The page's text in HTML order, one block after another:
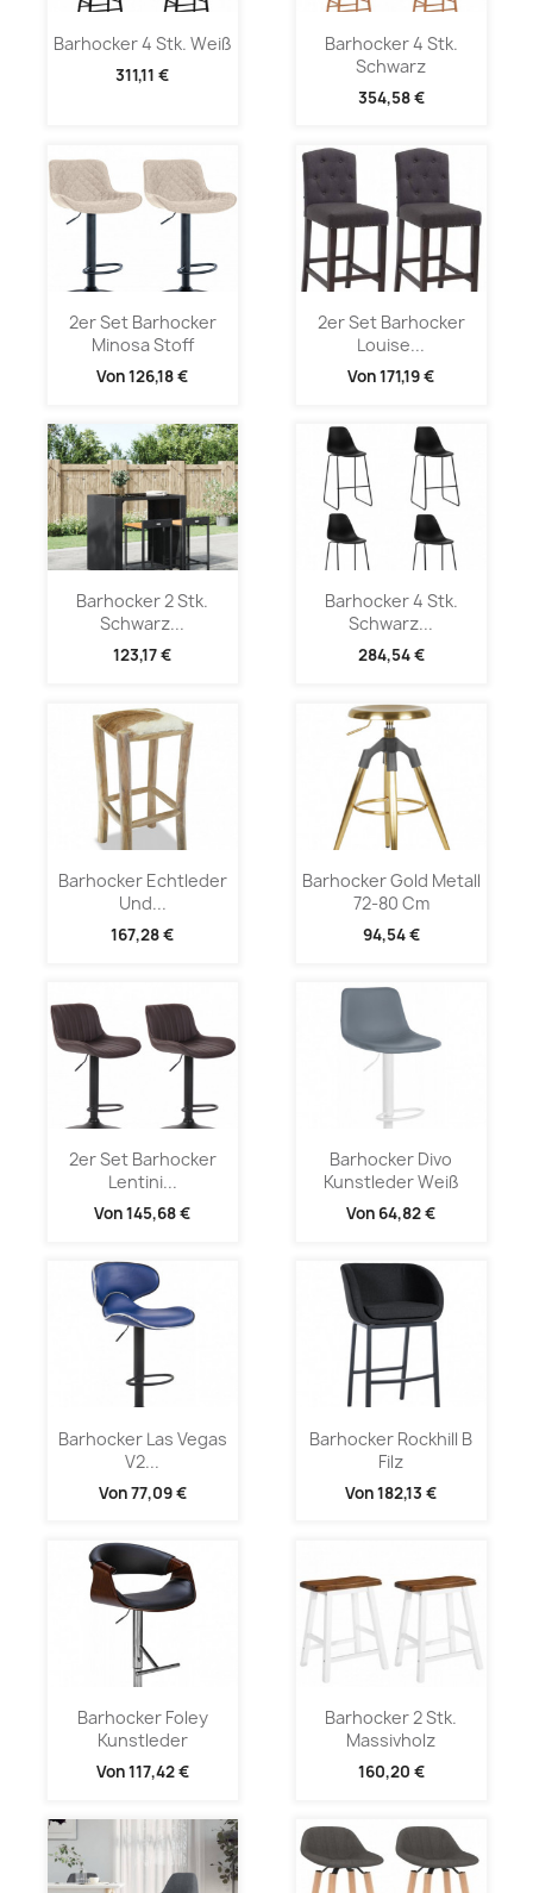
Barhocker 4 Stk. Weiß
311,11 €
Barhocker 4 Stk.
Schwarz
354,58 €
2er Set Barhocker
Minosa Stoff
Von126,18 €
2er Set Barhocker
Louise...
Von171,19 €
Barhocker 2 Stk.
Schwarz...
123,17 €
Barhocker 4 Stk.
Schwarz...
284,54 €
Barhocker Echtleder
Und...
167,28 €
Barhocker Gold Metall
72-80 Cm
94,54 €
2er Set Barhocker
Lentini...
Von145,68 €
Barhocker Divo
Kunstleder Weiß
Von 64,82 €
Barhocker Las Vegas
V2...
Von77,09 €
Barhocker Rockhill B
Filz
Von182,13 €
Barhocker Foley
Kunstleder
Von117,42 €
Barhocker 2 Stk.
Massivholz
160,20 €